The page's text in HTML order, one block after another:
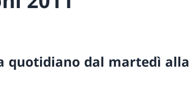
quotidiano dal martedì alla